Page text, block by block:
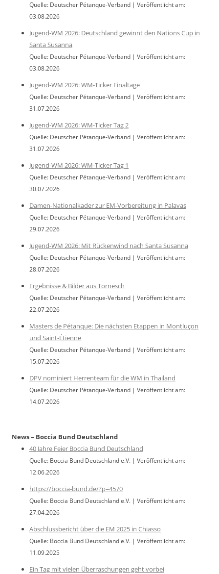
Quelle: Deutscher Pétanque-Verband
Veröffentlicht am:
03.08.2026
Jugend-WM 2026: Deutschland gewinnt den Nations Cup in
Santa Susanna
Quelle: Deutscher Pétanque-Verband
Veröffentlicht am:
03.08.2026
Jugend-WM 2026: WM-Ticker Finaltage
Quelle: Deutscher Pétanque-Verband
Veröffentlicht am:
31.07.2026
Jugend-WM 2026: WM-Ticker Tag 2
Quelle: Deutscher Pétanque-Verband
Veröffentlicht am:
31.07.2026
Jugend-WM 2026: WM-Ticker Tag 1
Quelle: Deutscher Pétanque-Verband
Veröffentlicht am:
30.07.2026
Damen-Nationalkader zur EM-Vorbereitung in Palavas
Quelle: Deutscher Pétanque-Verband
Veröffentlicht am:
29.07.2026
Jugend-WM 2026: Mit Rückenwind nach Santa Susanna
Quelle: Deutscher Pétanque-Verband
Veröffentlicht am:
28.07.2026
Ergebnisse & Bilder aus Tornesch
Quelle: Deutscher Pétanque-Verband
Veröffentlicht am:
22.07.2026
Masters de Pétanque: Die nächsten Etappen in Montluçon
und Saint-Étienne
Quelle: Deutscher Pétanque-Verband
Veröffentlicht am:
15.07.2026
DPV nominiert Herrenteam für die WM in Thailand
Quelle: Deutscher Pétanque-Verband
Veröffentlicht am:
14.07.2026
News – Boccia Bund Deutschland
40 Jahre Feier Boccia Bund Deutschland
Quelle: Boccia Bund Deutschland e.V.
Veröffentlicht am:
12.06.2026
https://boccia-bund.de/?p=4570
Quelle: Boccia Bund Deutschland e.V.
Veröffentlicht am:
27.04.2026
Abschlussbericht über die EM 2025 in Chiasso
Quelle: Boccia Bund Deutschland e.V.
Veröffentlicht am:
11.09.2025
Ein Tag mit vielen Überraschungen geht vorbei